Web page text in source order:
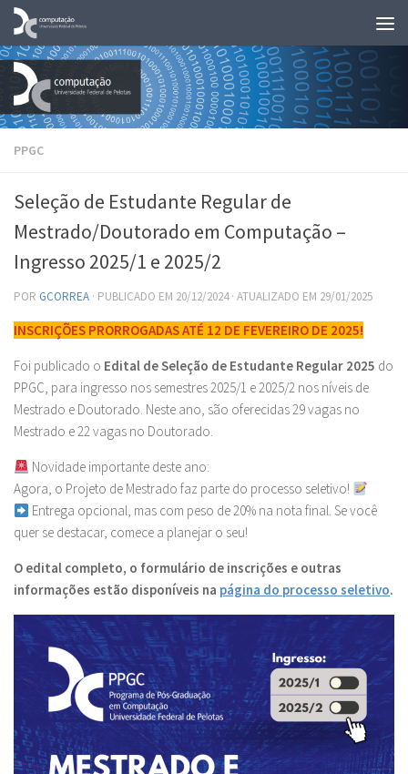
Skip to content
PPGC
Seleção de Estudante Regular de
Mestrado/Doutorado em Computação –
Ingresso 2025/1 e 2025/2
POR GCORREA · PUBLICADO EM 20/12/2024· ATUALIZADO EM 29/01/2025
INSCRIÇÕES PRORROGADAS ATÉ 12 DE FEVEREIRO DE 2025!
Foi publicado o Edital de Seleção de Estudante Regular 2025 do
PPGC, para ingresso nos semestres 2025/1 e 2025/2 nos níveis de
Mestrado e Doutorado. Neste ano, são oferecidas 29 vagas no
Mestrado e 22 vagas no Doutorado.
Novidade importante deste ano:
Agora, o Projeto de Mestrado faz parte do processo seletivo!
Entrega opcional, mas com peso de 20% na nota final. Se você
quer se destacar, comece a planejar o seu!
O edital completo, o formulário de inscrições e outras
informações estão disponíveis na página do processo seletivo.